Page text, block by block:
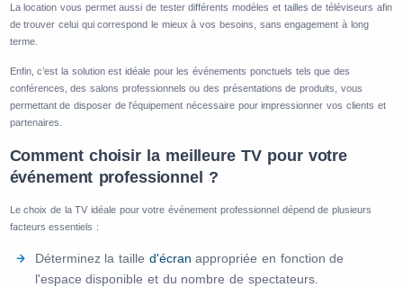
La location vous permet aussi de tester différents modèles et tailles de téléviseurs afin
de trouver celui qui correspond le mieux à vos besoins, sans engagement à long
terme.
Enfin, c’est la solution est idéale pour les événements ponctuels tels que des
conférences, des salons professionnels ou des présentations de produits, vous
permettant de disposer de l'équipement nécessaire pour impressionner vos clients et
partenaires.
Comment choisir la meilleure TV pour votre
événement professionnel ?
Le choix de la TV idéale pour votre événement professionnel dépend de plusieurs
facteurs essentiels :
Déterminez la taille d'écranappropriée en fonction de
l'espace disponible et du nombre de spectateurs.